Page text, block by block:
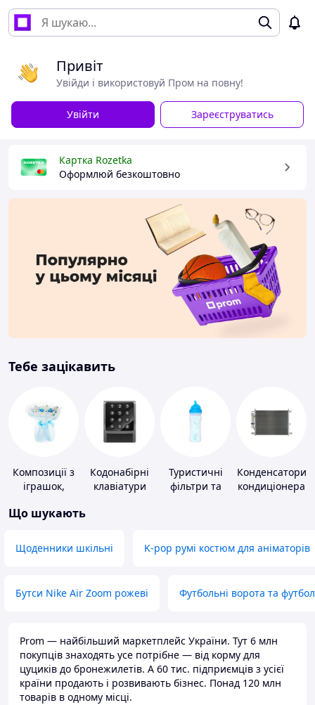
Привіт
Увійди і використовуй Пром на повну!
Увійти Зареєструватись
Картка Rozetka
Оформлюй безкоштовно
Тебе зацікавить
Композиції з
іграшок,
підгузків
Кодонабірні
клавіатури
Туристичні
фільтри та
Конденсатори
кондиціонера
Що шукають
Щоденники шкільні K-pop румі костюм для аніматорів
Бутси Nike Air Zoom рожеві Футбольні ворота та
Prom — найбільший маркетплейс України. Тут 6 млн
покупців знаходять усе потрібне — від корму для
цуциків до бронежилетів. А 60 тис. підприємців з усієї
країни продають і розвивають бізнес. Понад 120 млн
товарів в одному місці.